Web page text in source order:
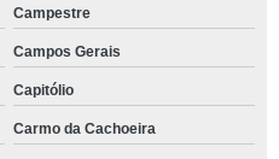
Campestre
Campos Gerais
Capitólio
Carmo da Cachoeira